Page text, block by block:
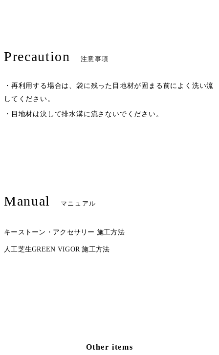
Precaution 注意事項
・再利用する場合は、袋に残った目地材が固まる前によく洗い流
してください。
・目地材は決して排水溝に流さないでください。
Manual マニュアル
キーストーン・アクセサリー 施工方法
人工芝生GREEN VIGOR 施工方法
Other items